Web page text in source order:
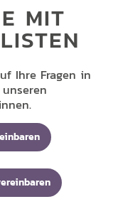
MIT
Ihre Fragen in